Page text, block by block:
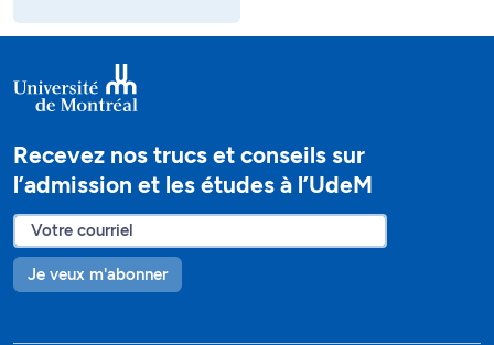
Recevez nos trucs et conseils sur
l’admission et les études à l’UdeM
Je veux m'abonner